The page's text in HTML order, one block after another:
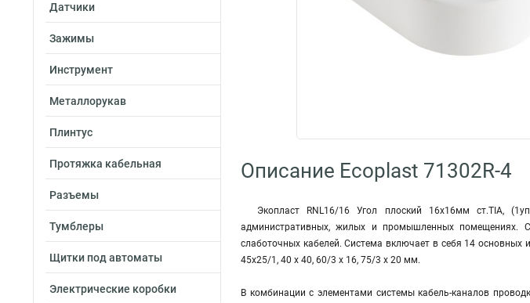
Датчики
Зажимы
Инструмент
Металлорукав
Плинтус
Протяжка кабельная
Разъемы
Тумблеры
Щитки под автоматы
Электрические коробки
Описание Ecoplast 71302R-4
Экопласт RNL16/16 Угол плоский 16х16мм ст.TIA,
административных, жилых и промышленных помещениях.
слаботочных кабелей. Система включает в себя 14 основных
45х25/1, 40 х 40, 60/3 х 16, 75/3 х 20 мм.
В комбинации с элементами системы кабель-каналов